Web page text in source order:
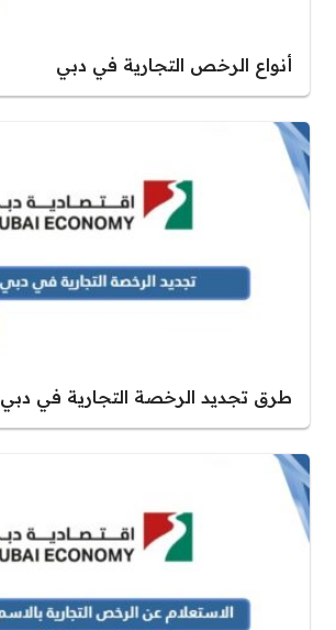
أنواع الرخص التجارية في دبي
طرق تجديد الرخصة التجارية في دبي